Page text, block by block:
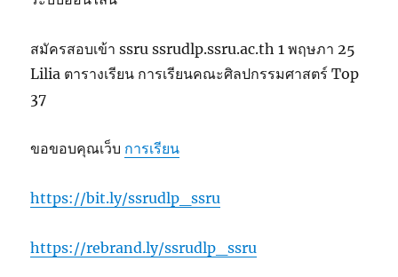
สมัครสอบเข้า ssru ssrudlp.ssru.ac.th 1 พฤษภา 25
Lilia ตารางเรียน การเรียนคณะศิลปกรรมศาสตร์ Top
37
ขอขอบคุณเว็บ การเรียน
https://bit.ly/ssrudlp_ssru
https://rebrand.ly/ssrudlp_ssru